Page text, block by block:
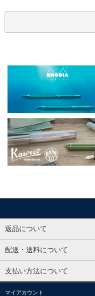
返品について
配送・送料について
支払い方法について
マイアカウント